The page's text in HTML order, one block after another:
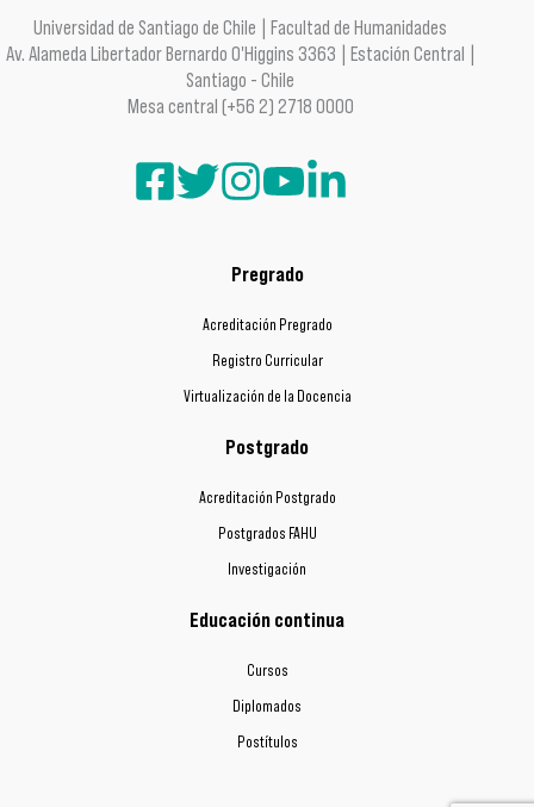
Universidad de Santiago de Chile | Facultad de Humanidades
Av. Alameda Libertador Bernardo O'Higgins 3363 | Estación Central |
Santiago - Chile
Mesa central (+56 2) 2718 0000
Pregrado
Acreditación Pregrado
Registro Curricular
Virtualización de la Docencia
Postgrado
Acreditación Postgrado
Postgrados FAHU
Investigación
Educación continua
Cursos
Diplomados
Postítulos